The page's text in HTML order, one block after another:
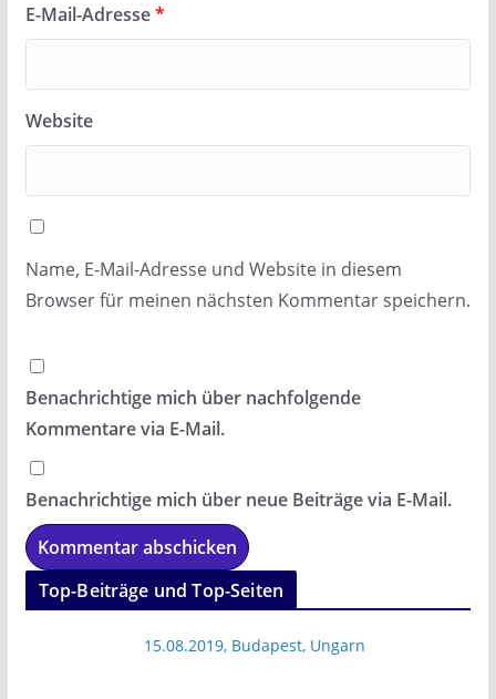
E-Mail-Adresse*
Website
Name, E-Mail-Adresse und Website in diesem
Browser für meinen nächsten Kommentar speichern.
Benachrichtige mich über nachfolgende
Kommentare via E-Mail.
Benachrichtige mich über neue Beiträge via E-Mail.
Top-Beiträge und Top-Seiten
15.08.2019, Budapest, Ungarn